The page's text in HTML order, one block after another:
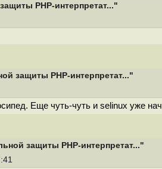
PHP-интерпретат..."
защиты PHP-интерпретат..."
Еще чуть-чуть и selinux уже
защиты PHP-интерпретат..."